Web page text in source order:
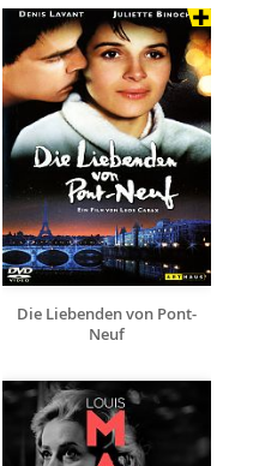
Die Liebenden von Pont-
Neuf